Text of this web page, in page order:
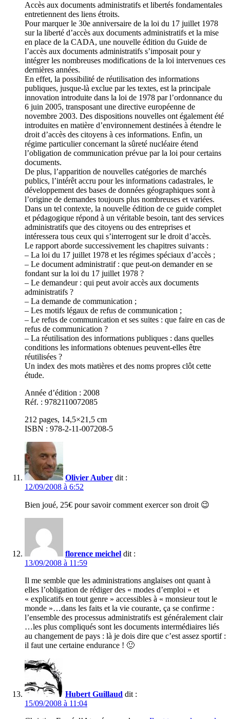
Accès aux documents administratifs et libertés fondamentales
entretiennent des liens étroits.
Pour marquer le 30e anniversaire de la loi du 17 juillet 1978
sur la liberté d’accès aux documents administratifs et la mise
en place de la CADA, une nouvelle édition du Guide de
l’accès aux documents administratifs s’imposait pour y
intégrer les nombreuses modifications de la loi intervenues ces
dernières années.
En effet, la possibilité de réutilisation des informations
publiques, jusque-là exclue par les textes, est la principale
innovation introduite dans la loi de 1978 par l’ordonnance du
6 juin 2005, transposant une directive européenne de
novembre 2003. Des dispositions nouvelles ont également été
introduites en matière d’environnement destinées à étendre le
droit d’accès des citoyens à ces informations. Enfin, un
régime particulier concernant la sûreté nucléaire étend
l’obligation de communication prévue par la loi pour certains
documents.
De plus, l’apparition de nouvelles catégories de marchés
publics, l’intérêt accru pour les informations cadastrales, le
développement des bases de données géographiques sont à
l’origine de demandes toujours plus nombreuses et variées.
Dans un tel contexte, la nouvelle édition de ce guide complet
et pédagogique répond à un véritable besoin, tant des services
administratifs que des citoyens ou des entreprises et
intéressera tous ceux qui s’interrogent sur le droit d’accès.
Le rapport aborde successivement les chapitres suivants :
– La loi du 17 juillet 1978 et les régimes spéciaux d’accès ;
– Le document administratif : que peut-on demander en se
fondant sur la loi du 17 juillet 1978 ?
– Le demandeur : qui peut avoir accès aux documents
administratifs ?
– La demande de communication ;
– Les motifs légaux de refus de communication ;
– Le refus de communication et ses suites : que faire en cas de
refus de communication ?
– La réutilisation des informations publiques : dans quelles
conditions les informations obtenues peuvent-elles être
réutilisées ?
Un index des mots matières et des noms propres clôt cette
étude.
Année d’édition : 2008
Réf. : 9782110072085
212 pages, 14,5×21,5 cm
ISBN : 978-2-11-007208-5
Olivier Auber dit :
12/09/2008 à 6:52
Bien joué, 25€ pour savoir comment exercer son droit 😉
florence meichel dit :
13/09/2008 à 11:59
Il me semble que les administrations anglaises ont quant à
elles l’obligation de rédiger des « modes d’emploi » et
« explicatifs en tout genre » accessibles à « monsieur tout le
monde »…dans les faits et la vie courante, ça se confirme :
l’ensemble des processus administratifs est généralement clair
…les plus compliqués sont les documents intermédiaires liés
au changement de pays : là je dois dire que c’est assez sportif :
il faut une certaine endurance ! 🙂
Hubert Guillaud dit :
15/09/2008 à 11:04